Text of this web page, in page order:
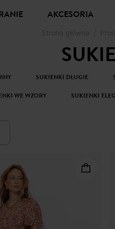
AKCESORIA
SUKIENKI DŁUGIE
WE WZORY
SUKIENKI